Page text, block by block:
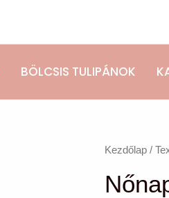
BÖLCSIS TULIPÁNOK
Kezdőlap /
Nőnapi
tulipánok